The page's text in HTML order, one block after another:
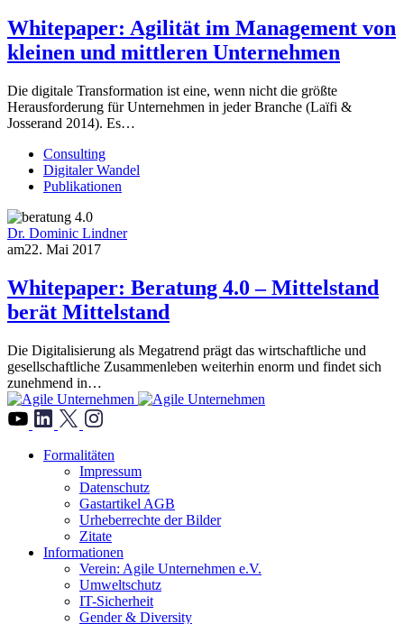
Whitepaper: Agilität im Management von
kleinen und mittleren Unternehmen
Die digitale Transformation ist eine, wenn nicht die größte
Herausforderung für Unternehmen in jeder Branche (Laïfi &
Josserand 2014). Es…
Consulting
Digitaler Wandel
Publikationen
Dr. Dominic Lindner
am22. Mai 2017
Whitepaper: Beratung 4.0 – Mittelstand
berät Mittelstand
Die Digitalisierung als Megatrend prägt das wirtschaftliche und
gesellschaftliche Zusammenleben weiterhin enorm und findet sich
zunehmend in…
Formalitäten
Impressum
Datenschutz
Gastartikel AGB
Urheberrechte der Bilder
Zitate
Informationen
Verein: Agile Unternehmen e.V.
Umweltschutz
IT-Sicherheit
Gender & Diversity